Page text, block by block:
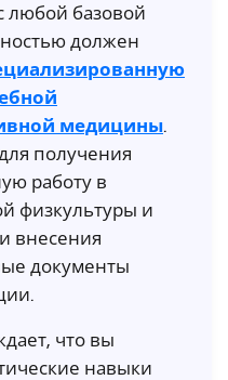
любой базовой
должен
медицины.
получения
работу в
физкультуры и
внесения
документы
что вы
навыки